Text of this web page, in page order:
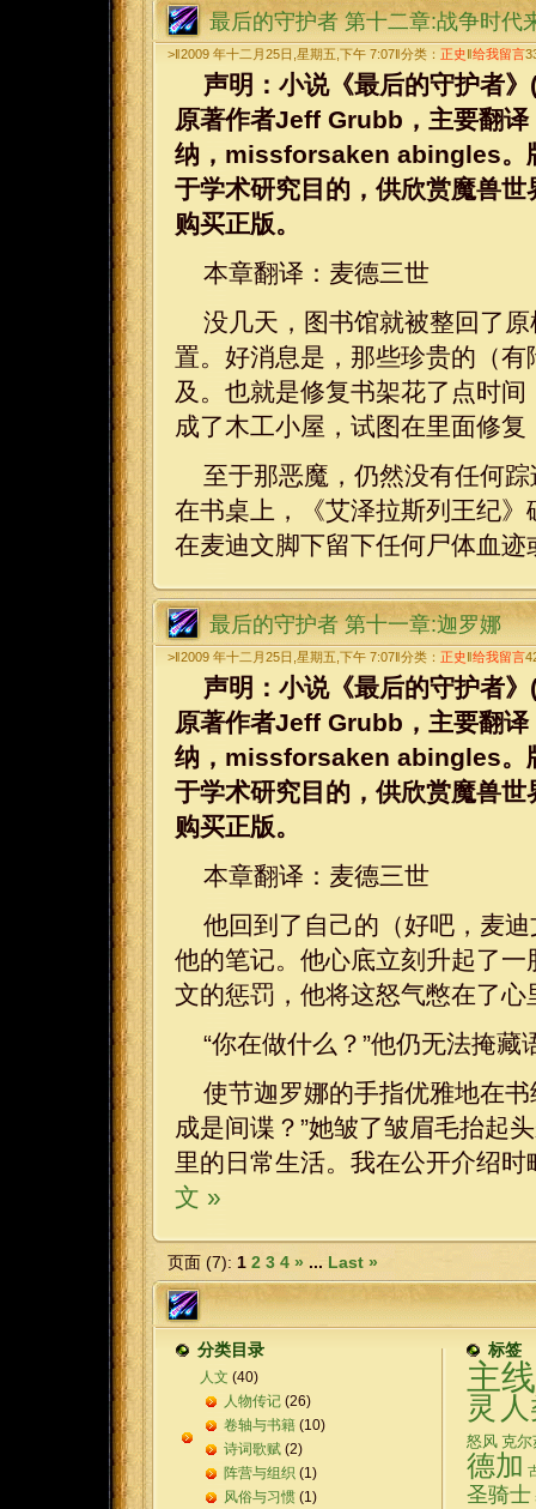
最后的守护者 第十二章:战争时代
>‖2009 年十二月25日,星期五,下午 7:07‖分类： 正史 给我留言
声明：小说《最后的守护者
原著作者Jeff Grubb，主要翻
纳，missforsaken abingles。
于学术研究目的，供欣赏魔兽
购买正版。
本章翻译：麦德三世
没几天，图书馆就被整回了
置。好消息是，那些珍贵的（
及。也就是修复书架花了点时
成了木工小屋，试图在里面修
至于那恶魔，仍然没有任何
在书桌上，《艾泽拉斯列王纪
在麦迪文脚下留下任何尸体血
最后的守护者 第十一章:迦罗娜
>‖2009 年十二月25日,星期五,下午 7:07‖分类： 正史 给我留言
声明：小说《最后的守护者
原著作者Jeff Grubb，主要翻
纳，missforsaken abingles。
于学术研究目的，供欣赏魔兽
购买正版。
本章翻译：麦德三世
他回到了自己的（好吧，麦
他的笔记。他心底立刻升起了
文的惩罚，他将这怒气憋在了心
“你在做什么？”他仍无法掩藏
使节迦罗娜的手指优雅地在
成是间谍？”她皱了皱眉毛抬起
里的日常生活。我在公开介绍
文 »
页面 (7): 1 2 3 4 » ... Last »
分类目录
人文 (40)
人物传记 (26)
卷轴与书籍 (10)
诗词歌赋 (2)
阵营与组织 (1)
风俗与习惯 (1)
标签
主
灵
怒风 克
德加
圣骑士